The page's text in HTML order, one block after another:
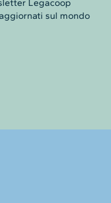
Legacoop
sul mondo